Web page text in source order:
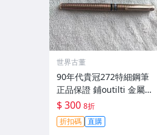
世界古董
90年代貴冠272特細鋼筆
正品保證 鋪outilti 金屬網
格特細筆尖書寫順滑 古典
美雅 貴冠272 特細鋼筆 鋪
outilti 金屬網格 細筆尖 9
$ 300 8折
折扣碼 直購